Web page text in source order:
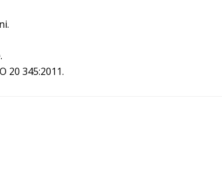
20 345:2011.